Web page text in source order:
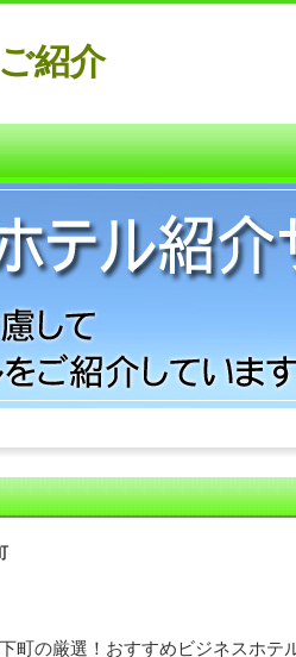
紹介
町の厳選！おすすめビジネスホテ